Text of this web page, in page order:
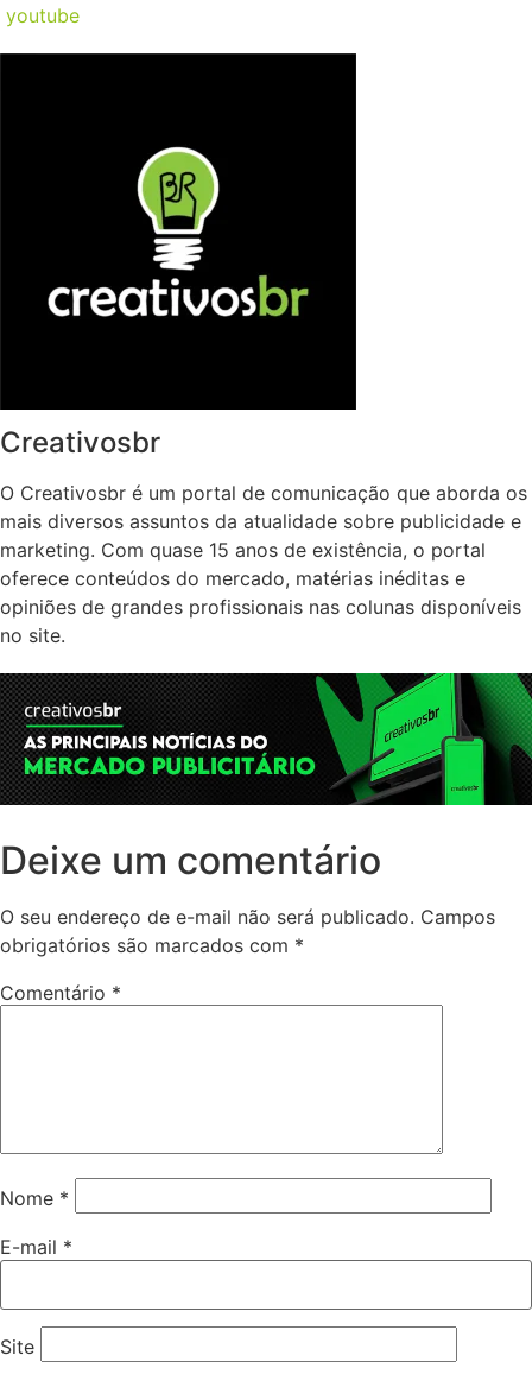
youtube
Creativosbr
O Creativosbr é um portal de comunicação que aborda os
mais diversos assuntos da atualidade sobre publicidade e
marketing. Com quase 15 anos de existência, o portal
oferece conteúdos do mercado, matérias inéditas e
opiniões de grandes profissionais nas colunas disponíveis
no site.
Deixe um comentário
O seu endereço de e-mail não será publicado. Campos
obrigatórios são marcados com *
Comentário *
Nome *
E-mail *
Site